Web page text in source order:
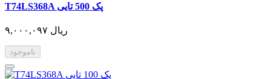
T74LS368A پک 500 تایی
۹,۰۰۰,۰۹۷ ریال
ناموجود